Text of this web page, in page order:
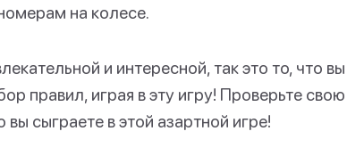
на колесе.
и интересной, так это то, что вы
правил, играя в эту игру! Проверьте свою
сыграете в этой азартной игре!